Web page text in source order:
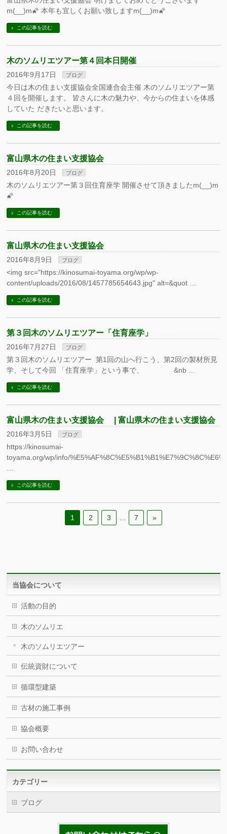
m(__)m🌠 本年も宜しくお願い致しますm(__)m🌠
この記事を読む
木のソムリエツアー第４回本日開催
2016年9月17日 ブログ
今日は木の住まい支援協会全国連合会主催 木のソムリエツアー第
４回を開催します。 皆さんに木の魅力や、今からの住まいを体感
していた だきたいと思います。
この記事を読む
富山県木の住まい支援協会
2016年8月20日 ブログ
木のソムリエツアー第３回住育座学 開催させて頂きましたm(__)m
🌠
この記事を読む
富山県木の住まい支援協会
2016年8月9日 ブログ
<img src="https://kinosumai-toyama.org/wp/wp-
content/uploads/2016/08/1457785654643.jpg" alt=&quot …
この記事を読む
第３回木のソムリエツアー「住育座学」
2016年7月27日 ブログ
第３回木のソムリエツアー 第1回の山へ行こう、第2回の製材所見
学、そして今回 「住育座学」という事で、 &nb …
この記事を読む
富山県木の住まい支援協会 | 富山県木の住まい支援協会
2016年3月5日 ブログ
https://kinosumai-
toyama.org/wp/info/
この記事を読む
1 2 3 7 »
当協会について
活動の目的
木のソムリエ
木のソムリエツアー
伝統資財について
循環型建築
古材の施工事例
協会概要
お問い合わせ
カテゴリー
ブログ